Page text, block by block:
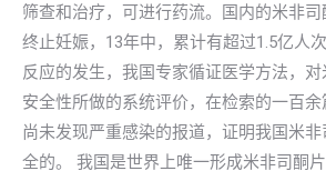
筛查和治疗，可进行药流。国内的米非
终止妊娠，13年中，累计有超过1.5亿人
反应的发生，我国专家循证医学方法，
安全性所做的系统评价，在检索的一百余
尚未发现严重感染的报道，证明我国米
全的。 我国是世界上唯一形成米非司酮片